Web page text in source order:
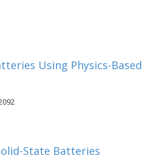
Using Physics-Based
State Batteries